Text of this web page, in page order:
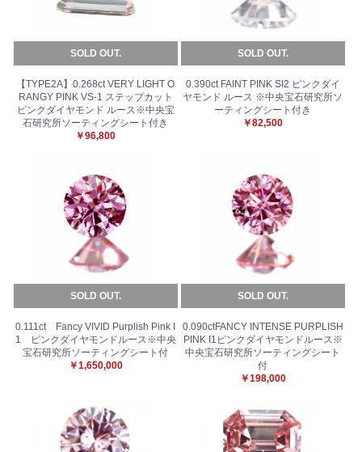
SOLD OUT.
【TYPE2A】0.268ct VERY LIGHT O
RANGY PINK VS-1 ステップカット
ピンクダイヤモンド ルース※中央宝
石研究所ソーティングシート付き
￥96,800
SOLD OUT.
0.390ct FAINT PINK SI2 ピンクダイ
ヤモンド ルース ※中央宝石研究所ソ
ーティングシート付き
￥82,500
SOLD OUT.
0.111ct Fancy VIVID Purplish Pink I
1 ピンクダイヤモンドルース※中央
宝石研究所ソーティングシート付
￥1,650,000
SOLD OUT.
0.090ctFANCY INTENSE PURPLISH
PINK I1ピンクダイヤモンドルース※
中央宝石研究所ソーティングシート
付
￥198,000